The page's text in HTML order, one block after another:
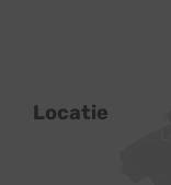
Locatie